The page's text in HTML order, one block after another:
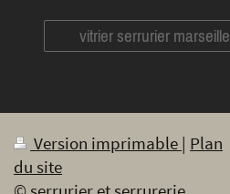
vitrier serrurier marseille
Version imprimable | Plan
du site